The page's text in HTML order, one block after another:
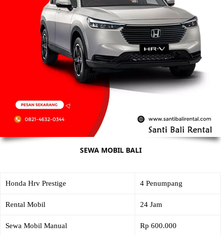
SEWA MOBIL BALI
Honda Hrv Prestige 4 Penumpang
Rental Mobil 24 Jam
Sewa Mobil Manual Rp 600.000